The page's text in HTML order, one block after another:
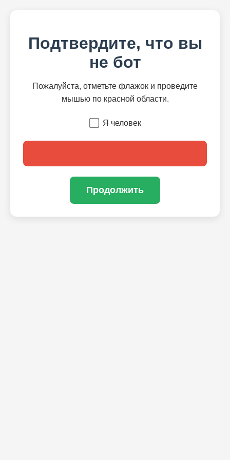
Подтвердите, что вы
не бот
Пожалуйста, отметьте флажок и проведите
мышью по красной области.
Я человек
Продолжить